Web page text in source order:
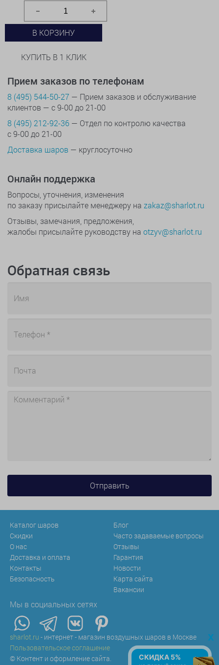
В КОРЗИНУ
КУПИТЬ В 1 КЛИК
Прием заказов по телефонам
8 (495) 544-50-27 — Прием заказов и обслуживание
клиентов — с 9-00 до 21-00
8 (495) 212-92-36 — Отдел по контролю качества
с 9-00 до 21-00
Доставка шаров — круглосуточно
Онлайн поддержка
Вопросы, уточнения, изменения
по заказу присылайте менеджеру на zakaz@sharlot.ru
Отзывы, замечания, предложения,
жалобы присылайте руководству на otzyv@sharlot.ru
Обратная связь
Каталог шаров
Скидки
О нас
Доставка и оплата
Контакты
Безопасность
Блог
Часто задаваемые вопросы
Отзывы
Гарантия
Новости
Карта сайта
Вакансии
Мы в социальных сетях
sharlot.ru - интернет - магазин воздушных шаров в Москве
Пользовательское соглашение
© Контент и оформление сайта.
x
СКИДКА 5%